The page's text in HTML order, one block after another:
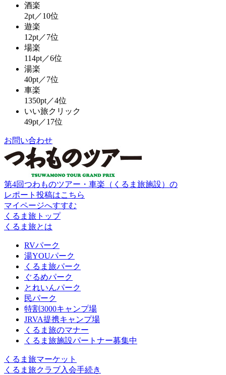
酒楽
2pt／10位
遊楽
12pt／7位
場楽
114pt／6位
湯楽
40pt／7位
車楽
1350pt／4位
いい旅クリック
49pt／17位
お問い合わせ
第4回つわものツアー・車楽（くるま旅施設）の
レポート投稿はこちら
マイページへすすむ
くるま旅トップ
くるま旅とは
RVパーク
湯YOUパーク
くるま旅パーク
ぐるめパーク
とれいんパーク
民パーク
特割3000キャンプ場
JRVA提携キャンプ場
くるま旅のマナー
くるま旅施設パートナー募集中
くるま旅マーケット
くるま旅クラブ入会手続き